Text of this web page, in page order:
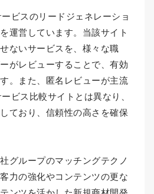
ビスのリードジェネレーショ
運営しています。当該サイト
ないサービスを、様々な職
がレビューすることで、有効
。また、匿名レビューが主流
ビス比較サイトとは異なり、
ており、信頼性の高さを確保
グループのマッチングテクノ
力の強化やコンテンツの更な